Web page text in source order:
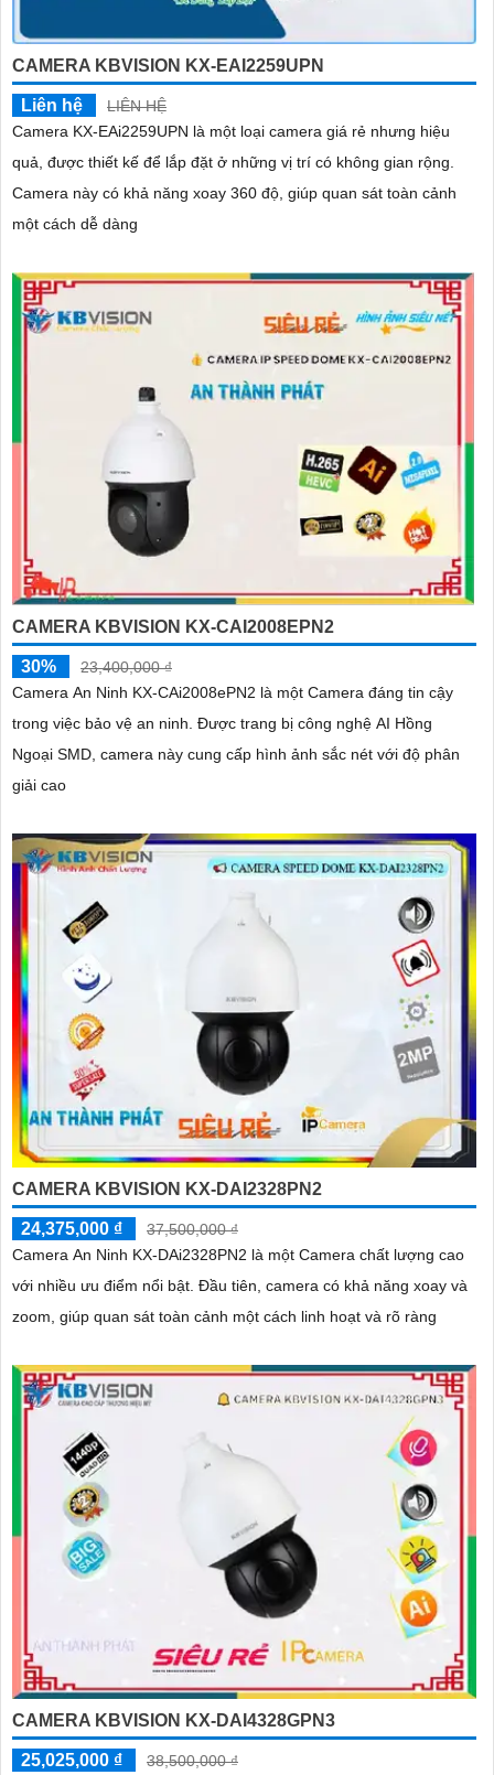
CAMERA KBVISION KX-EAI2259UPN
Liên hệ
LIÊN HỆ
Camera KX-EAi2259UPN là một loại camera giá rẻ nhưng hiệu
quả, được thiết kế để lắp đặt ở những vị trí có không gian rộng.
Camera này có khả năng xoay 360 độ, giúp quan sát toàn cảnh
một cách dễ dàng
CAMERA KBVISION KX-CAI2008EPN2
30%
23,400,000 ₫
Camera An Ninh KX-CAi2008ePN2 là một Camera đáng tin cậy
trong việc bảo vệ an ninh. Được trang bị công nghệ AI Hồng
Ngoại SMD, camera này cung cấp hình ảnh sắc nét với độ phân
giải cao
CAMERA KBVISION KX-DAI2328PN2
24,375,000 ₫
37,500,000 ₫
Camera An Ninh KX-DAi2328PN2 là một Camera chất lượng cao
với nhiều ưu điểm nổi bật. Đầu tiên, camera có khả năng xoay và
zoom, giúp quan sát toàn cảnh một cách linh hoạt và rõ ràng
CAMERA KBVISION KX-DAI4328GPN3
25,025,000 ₫
38,500,000 ₫